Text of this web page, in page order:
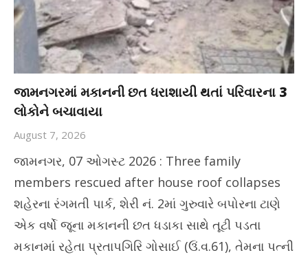
જામનગરમાં મકાનની છત ધરાશાયી થતાં પરિવારના 3
લોકોને બચાવાયા
August 7, 2026
જામનગર, 07 ઓગસ્ટ 2026 : Three family
members rescued after house roof collapses
શહેરના રંગમતી પાર્ક, શેરી નં. 2માં ગુરુવારે બપોરના ટાણે
એક વર્ષો જૂના મકાનની છત ધડાકા સાથે તૂટી પડતા
મકાનમાં રહેતા પ્રતાપગિરિ ગોસાઈ (ઉં.વ.61), તેમના પત્ની